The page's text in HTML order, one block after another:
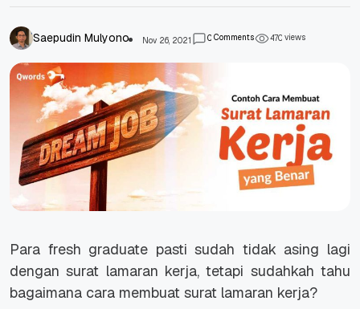
Saepudin Mulyono Nov 26, 2021 0Comments 470views
Para fresh graduate pasti sudah tidak asing lagi
dengan surat lamaran kerja, tetapi sudahkah tahu
bagaimana cara membuat surat lamaran kerja?